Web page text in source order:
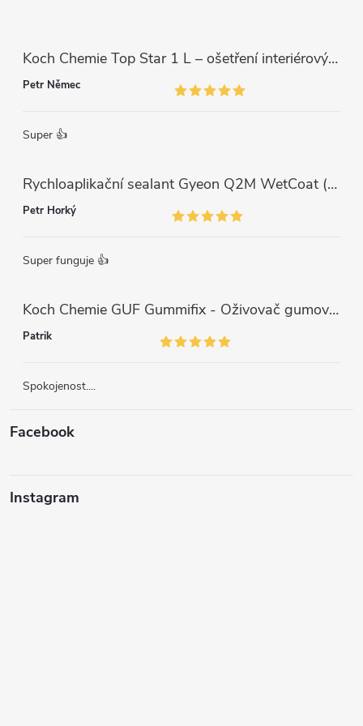
Koch Chemie Top Star 1 L – ošetření interiérových plastů, ochrana a matný vzhled
Petr Němec
Super 👍
Rychloaplikační sealant Gyeon Q2M WetCoat (1 L)
Petr Horký
Super funguje 👍
Koch Chemie GUF Gummifix - Oživovač gumových koberců (1000ml)
Patrik
Spokojenost....
Facebook
Instagram